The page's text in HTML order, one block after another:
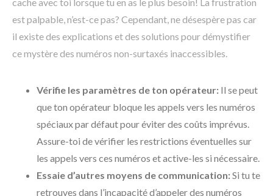
est palpable, n’est-ce pas? Cependant, ne désespère pas car
il existe des explications et des solutions pour démystifier
ce mystère des numéros non-surtaxés inaccessibles.
Vérifie les paramètres de ton opérateur: Il se peut
que ton opérateur bloque les appels vers les numéros
spéciaux par défaut pour éviter des coûts imprévus.
Assure-toi de vérifier les restrictions éventuelles sur
les appels vers ces numéros et active-les si nécessaire.
Essaie d’autres moyens de communication:Si tu te
retrouves dans l’incapacité d’appeler des numéros